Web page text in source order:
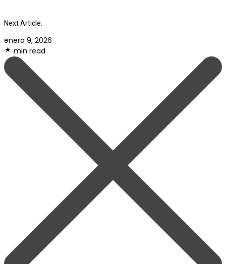
Next Article:
enero 9, 2026
min read